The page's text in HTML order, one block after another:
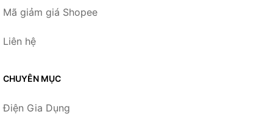
Mã giảm giá Shopee
Liên hệ
CHUYÊN MỤC
Điện Gia Dụng